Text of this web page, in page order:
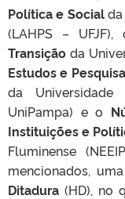
Política e Socialda
(LAHPS – UFJF),
Transição da
Estudos e
da Universidade
UniPampa) e o
Instituições e
Fluminense
mencionados,
Ditadura (HD), no